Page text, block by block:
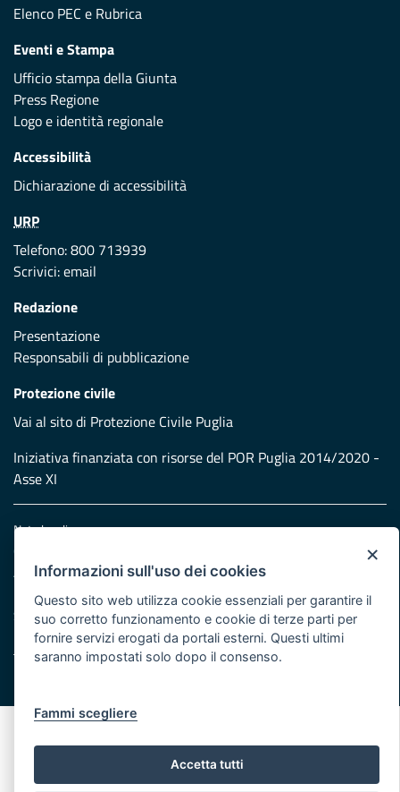
Elenco PEC e Rubrica
Eventi e Stampa
Ufficio stampa della Giunta
Press Regione
Logo e identità regionale
Accessibilità
Dichiarazione di accessibilità
URP
Telefono: 800 713939
Scrivici:email
Redazione
Presentazione
Responsabili di pubblicazione
Protezione civile
Vai al sito di Protezione Civile Puglia
Iniziativa finanziata con risorse del POR Puglia 2014/2020 -
Asse XI
Note legali
Cookie e privacy
Atti di notifica
Feed RSS
Servizi Intranet
×
Informazioni sull'uso dei cookies
Questo sito web utilizza cookie essenziali per garantire il
suo corretto funzionamento e cookie di terze parti per
fornire servizi erogati da portali esterni. Questi ultimi
saranno impostati solo dopo il consenso.
Fammi scegliere
Accetta tutti